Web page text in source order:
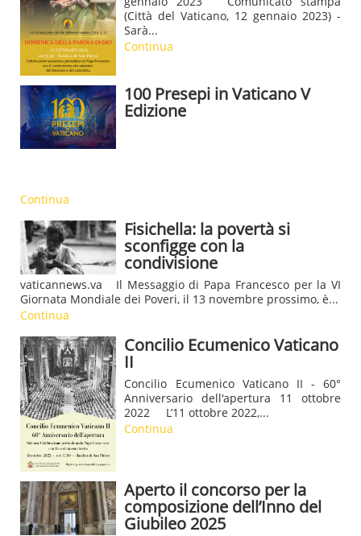
(Città del Vaticano, 12 gennaio 2023) -
Sarà...
Continua
100 Presepi in Vaticano V
Edizione
Continua
Fisichella: la povertà si
sconfigge con la
condivisione
vaticannews.va Il Messaggio di Papa Francesco per la VI
Giornata Mondiale dei Poveri, il 13 novembre prossimo, è...
Continua
Concilio Ecumenico Vaticano
II
Concilio Ecumenico Vaticano II - 60°
Anniversario dell'apertura 11 ottobre
2022 L’11 ottobre 2022,...
Continua
Aperto il concorso per la
composizione dell’Inno del
Giubileo 2025